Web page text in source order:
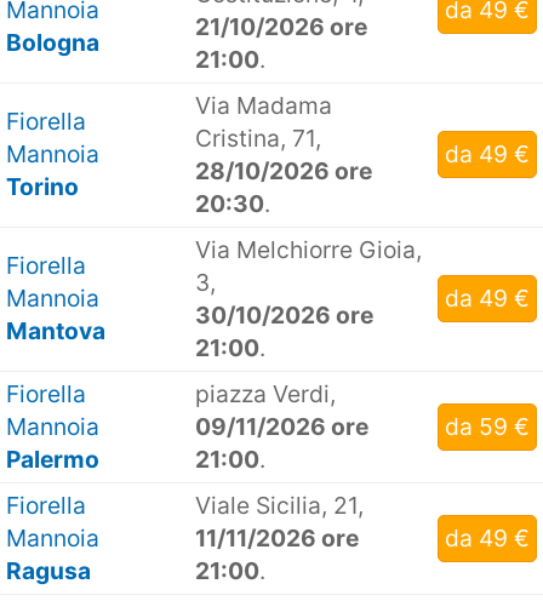
Mannoia
Bologna
21/10/2026 ore
21:00.
da 49 €
Fiorella
Mannoia
Torino
Via Madama
Cristina, 71,
28/10/2026 ore
20:30.
da 49 €
Fiorella
Mannoia
Mantova
Via Melchiorre Gioia,
3,
30/10/2026 ore
21:00.
da 49 €
Fiorella
Mannoia
Palermo
piazza Verdi,
09/11/2026 ore
21:00.
da 59 €
Fiorella
Mannoia
Ragusa
Viale Sicilia, 21,
11/11/2026 ore
21:00.
da 49 €